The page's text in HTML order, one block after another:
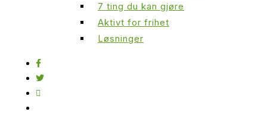
7 ting du kan gjøre
Aktivt for frihet
Løsninger